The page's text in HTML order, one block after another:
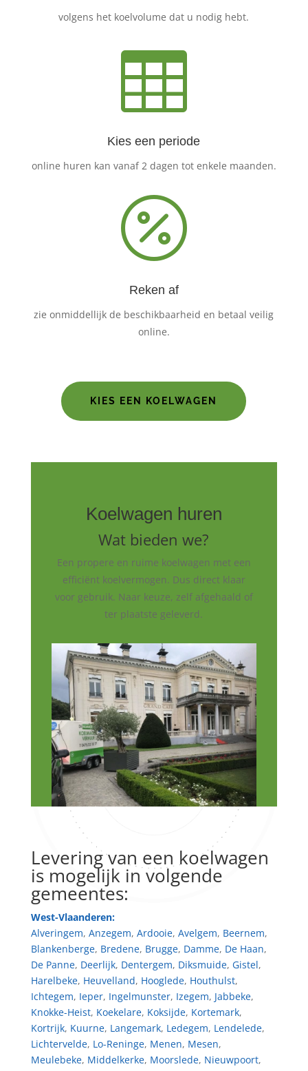
volgens het koelvolume dat u nodig hebt.

Kies een periode
online huren kan vanaf 2 dagen tot enkele maanden.

Reken af
zie onmiddellijk de beschikbaarheid en betaal veilig
online.
KIES EEN KOELWAGEN
Koelwagen huren
Wat bieden we?
Een propere en ruime koelwagen met een
efficiënt koelvermogen. Dus direct klaar
voor gebruik. Naar keuze, zelf afgehaald of
ter plaatste geleverd.
Levering van een koelwagen
is mogelijk in volgende
gemeentes:
West-Vlaanderen:
Alveringem, Anzegem, Ardooie, Avelgem, Beernem,
Blankenberge, Bredene, Brugge, Damme, De Haan,
De Panne, Deerlijk, Dentergem, Diksmuide, Gistel,
Harelbeke, Heuvelland, Hooglede, Houthulst,
Ichtegem, Ieper, Ingelmunster, Izegem, Jabbeke,
Knokke-Heist, Koekelare, Koksijde, Kortemark,
Kortrijk, Kuurne, Langemark, Ledegem, Lendelede,
Lichtervelde, Lo-Reninge, Menen, Mesen,
Meulebeke, Middelkerke, Moorslede, Nieuwpoort,